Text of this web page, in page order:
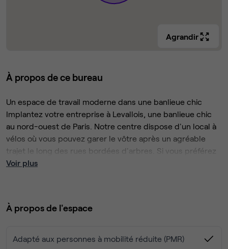
Agrandir
À propos de ce bureau
Un espace de travail moderne dans une banlieue chic
Implantez votre entreprise à Levallois, une banlieue chic
au nord-ouest de Paris. Notre centre dispose d'un local à
vélos où vous pouvez garer le vôtre après un agréable
trajet le long des rues bordées d'arbres. Si vous préférez
prendre les transports en commun, la station de métro
grandes baies vitrées. La terrasse est à votre disposition
Voir plus
À propos de l'espace
Adapté aux personnes à mobilité réduite (PMR)